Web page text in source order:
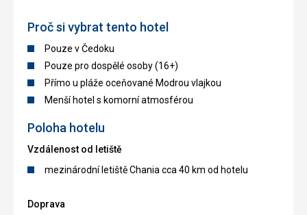
Proč si vybrat tento hotel
Pouze v Čedoku
Pouze pro dospělé osoby (16+)
Přímo u pláže oceňované Modrou vlajkou
Menší hotel s komorní atmosférou
Poloha hotelu
Vzdálenost od letiště
mezinárodní letiště Chania cca 40 km od hotelu
Doprava